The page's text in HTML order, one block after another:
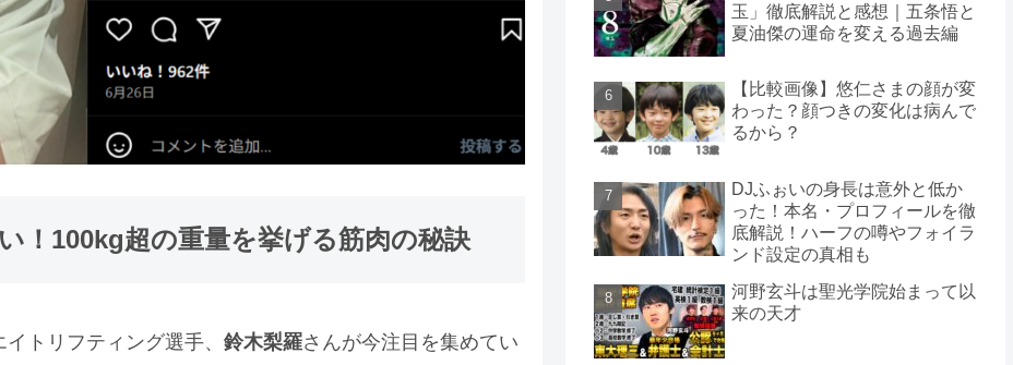
！100kg超の重量を挙げる筋肉の秘訣
トリフティング選手、 鈴木梨羅さんが今注目を集めてい
玉」徹底解説と感想｜五条悟と
夏油傑の運命を変える過去編
【比較画像】悠仁さまの顔が変
わった？顔つきの変化は病んで
るから？
DJふぉいの身長は意外と低か
った！本名・プロフィールを徹
底解説！ハーフの噂やフォイラ
ンド設定の真相も
河野玄斗は聖光学院始まって以
来の天才